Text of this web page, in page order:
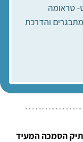
טראומה
והדרכת
הסמכה המעיד